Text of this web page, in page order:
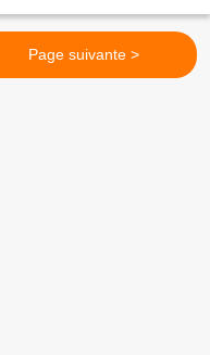
Page suivante >